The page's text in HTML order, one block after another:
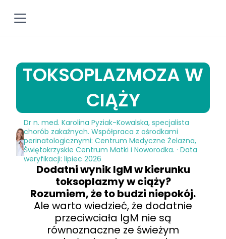
TOKSOPLAZMOZA W
CIĄŻY
Dr n. med. Karolina Pyziak-Kowalska, specjalista
chorób zakaźnych. Współpraca z ośrodkami
perinatologicznymi: Centrum Medyczne Żelazna,
Świętokrzyskie Centrum Matki i Noworodka. · Data
weryfikacji: lipiec 2026
Dodatni wynik IgM w kierunku
toksoplazmy w ciąży?
Rozumiem, że to budzi niepokój.
Ale warto wiedzieć, że dodatnie
przeciwciała IgM nie są
równoznaczne ze świeżym